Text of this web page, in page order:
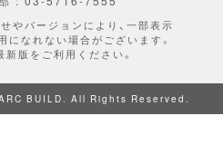
やバージョンにより、一部表示
なれない場合がございます。
版をご利用ください。
BUILD. All Rights Reserved.